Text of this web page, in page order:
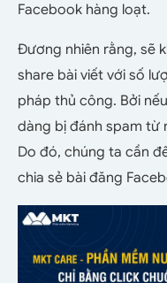
Facebook hàng loạt.
Đương nhiên rằng, sẽ
share bài viết với số
pháp thủ công. Bởi
dàng bị đánh spam từ
Do đó, chúng ta cần
chia sẻ bài đăng